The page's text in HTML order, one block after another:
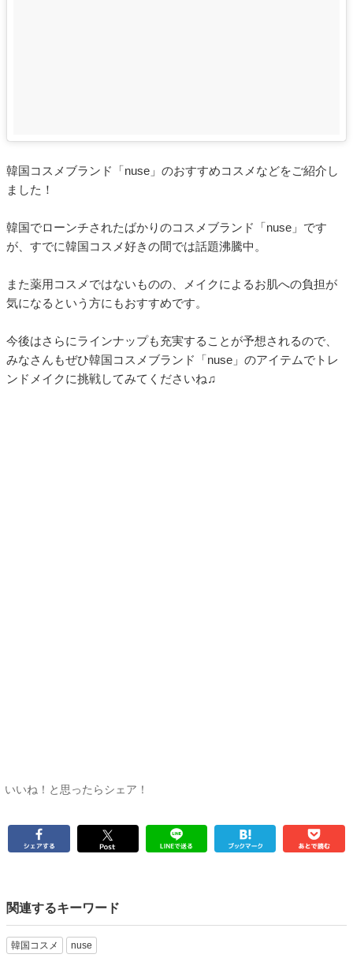
韓国コスメブランド「nuse」のおすすめコスメなどをご紹介し
ました！
韓国でローンチされたばかりのコスメブランド「nuse」です
が、すでに韓国コスメ好きの間では話題沸騰中。
また薬用コスメではないものの、メイクによるお肌への負担が
気になるという方にもおすすめです。
今後はさらにラインナップも充実することが予想されるので、
みなさんもぜひ韓国コスメブランド「nuse」のアイテムでトレ
ンドメイクに挑戦してみてくださいね♫
いいね！と思ったらシェア！
関連するキーワード
韓国コスメ nuse